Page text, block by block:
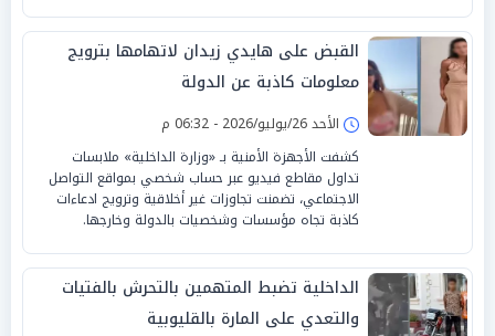
القبض على هايدي زيدان لاتهامها بترويج
معلومات كاذبة عن الدولة
الأحد 26/يوليو/2026 - 06:32 م
كشفت الأجهزة الأمنية بـ «وزارة الداخلية» ملابسات
تداول مقاطع فيديو عبر حساب شخصي بمواقع التواصل
الاجتماعي، تضمنت تجاوزات غير أخلاقية وترويج ادعاءات
كاذبة تجاه مؤسسات وشخصيات بالدولة وخارجها.
الداخلية تضبط المتهمين بالتحرش بالفتيات
والتعدي على المارة بالقليوبية